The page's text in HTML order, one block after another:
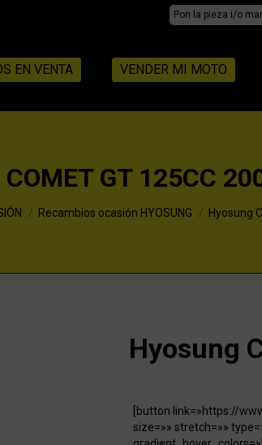
Search:
EN VENTA VENDER MI MOTO
COMET GT 125CC
Recambios ocasión HYOSUNG Hyosung
Hyosung
[button link=»https://
size=»» stretch=»»